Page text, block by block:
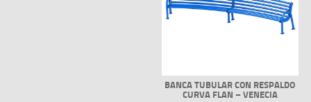
BANCA TUBULAR CON RESPALDO
CURVA FLAN – VENECIA